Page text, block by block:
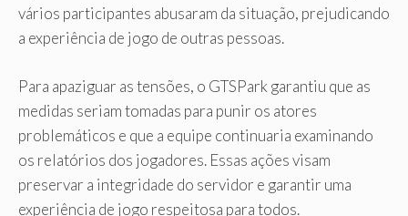
vários participantes abusaram da situação, prejudicando
a experiência de jogo de outras pessoas.
Para apaziguar as tensões, o GTSPark garantiu que as
medidas seriam tomadas para punir os atores
problemáticos e que a equipe continuaria examinando
os relatórios dos jogadores. Essas ações visam
preservar a integridade do servidor e garantir uma
experiência de jogo respeitosa para todos.